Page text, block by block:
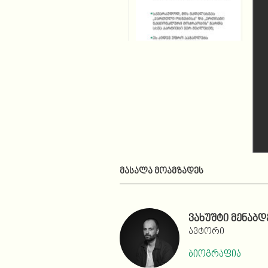
ᲛᲐᲡᲐᲚᲐ ᲛᲝᲐᲛᲖᲐᲓᲔᲡ
ვახუშტი
ავტორი
ბიოგრაფია